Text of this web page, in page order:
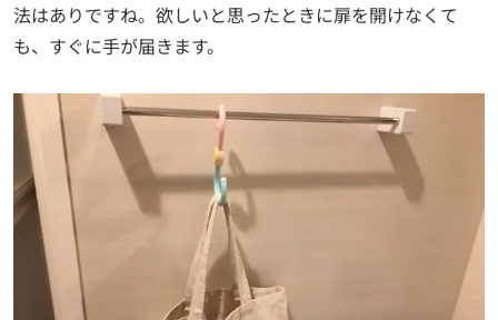
法はありですね。欲しいと思ったときに扉を開けなくて
も、すぐに手が届きます。